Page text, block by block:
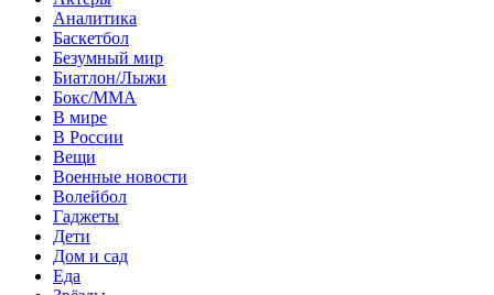
Аналитика
Баскетбол
Безумный мир
Биатлон/Лыжи
Бокс/MMA
В мире
В России
Вещи
Военные новости
Волейбол
Гаджеты
Дети
Дом и сад
Еда